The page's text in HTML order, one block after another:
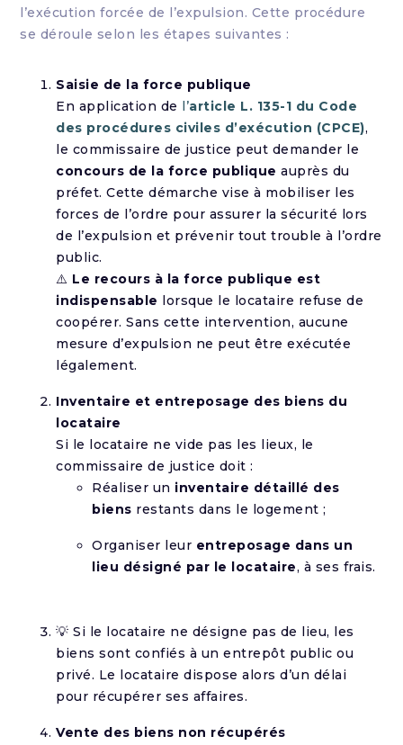
l’exécution forcée de l’expulsion. Cette procédure
se déroule selon les étapes suivantes :
Saisie de la force publique
En application de l’article L. 135-1 du Code
des procédures civiles d’exécution (CPCE),
le commissaire de justice peut demander le
concours de la force publique auprès du
préfet. Cette démarche vise à mobiliser les
forces de l’ordre pour assurer la sécurité lors
de l’expulsion et prévenir tout trouble à l’ordre
public.
⚠️ Le recours à la force publique est
indispensable lorsque le locataire refuse de
coopérer. Sans cette intervention, aucune
mesure d’expulsion ne peut être exécutée
légalement.
Inventaire et entreposage des biens du
locataire
Si le locataire ne vide pas les lieux, le
commissaire de justice doit :
Réaliser un inventaire détaillé des
biens restants dans le logement ;
Organiser leur entreposage dans un
lieu désigné par le locataire, à ses frais.
💡 Si le locataire ne désigne pas de lieu, les
biens sont confiés à un entrepôt public ou
privé. Le locataire dispose alors d’un délai
pour récupérer ses affaires.
Vente des biens non récupérés